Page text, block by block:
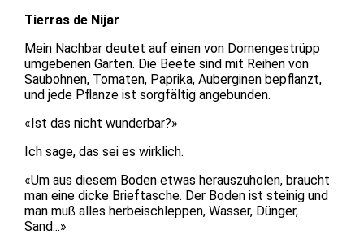
Tierras de Nijar
Mein Nachbar deutet auf einen von Dornengestrüpp
umgebenen Garten. Die Beete sind mit Reihen von
Saubohnen, Tomaten, Paprika, Auberginen bepflanzt,
und jede Pflanze ist sorgfältig angebunden.
«Ist das nicht wunderbar?»
Ich sage, das sei es wirklich.
«Um aus diesem Boden etwas herauszuholen, braucht
man eine dicke Brieftasche. Der Boden ist steinig und
man muß alles herbeischleppen, Wasser, Dünger,
Sand...»